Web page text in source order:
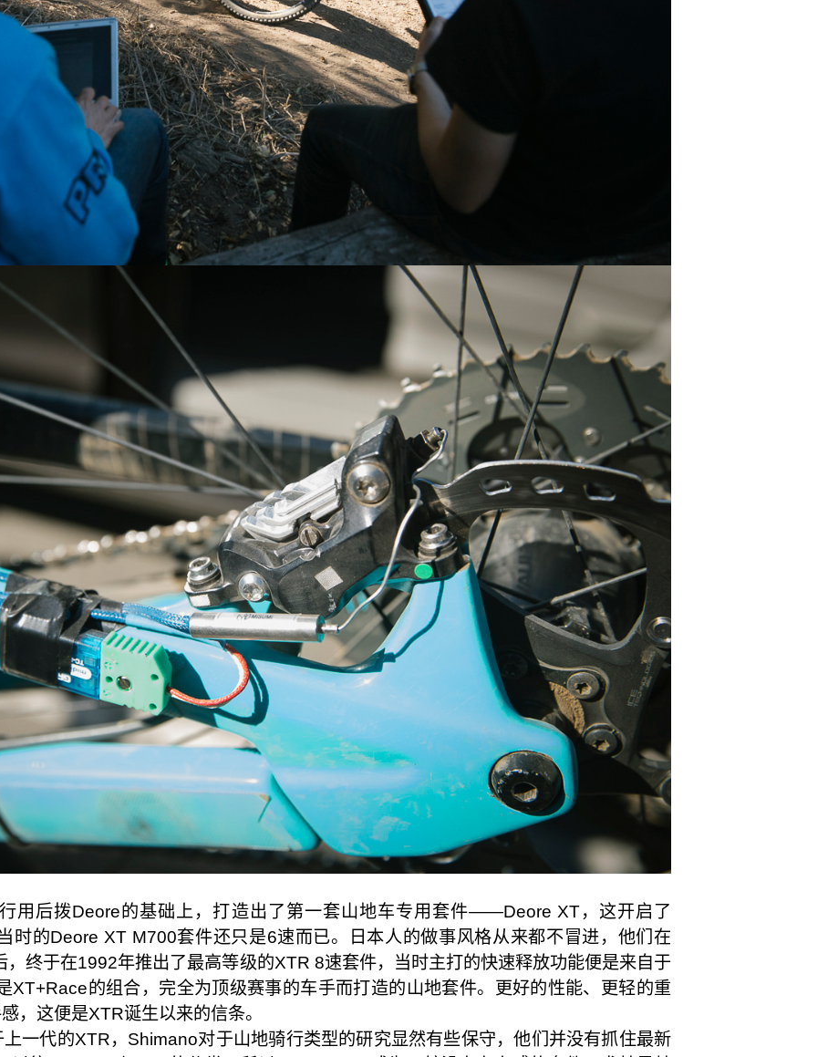
用后拨Deore的基础上，打造出了第一套山地车专用套件——Deore XT，这开启了
时的Deore XT M700套件还只是6速而已。日本人的做事风格从来都不冒进，他们在
终于在1992年推出了最高等级的XTR 8速套件，当时主打的快速释放功能便是来自于
XT+Race的组合，完全为顶级赛事的车手而打造的山地套件。更好的性能、更轻的重
，这便是XTR诞生以来的信条。
一代的XTR，Shimano对于山地骑行类型的研究显然有些保守，他们并没有抓住最新